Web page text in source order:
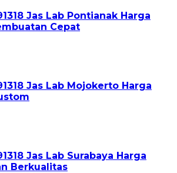
Jas Lab Pontianak Harga
Cepat
Jas Lab Mojokerto Harga
Jas Lab Surabaya Harga
Berkualitas